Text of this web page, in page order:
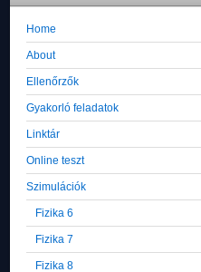
Home
About
Ellenőrzők
Gyakorló feladatok
Linktár
Online teszt
Szimulációk
Fizika 6
Fizika 7
Fizika 8